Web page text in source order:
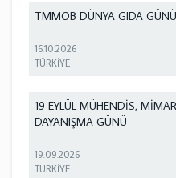
TMMOB DÜNYA GIDA GÜNÜ
16.10.2026
TÜRKİYE
19 EYLÜL MÜHENDİS,
DAYANIŞMA GÜNÜ
19.09.2026
TÜRKİYE